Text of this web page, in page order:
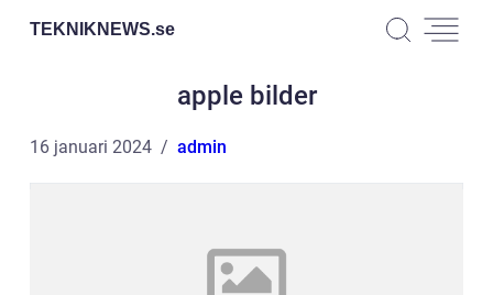
TEKNIKNEWS.se
apple bilder
16 januari 2024 admin